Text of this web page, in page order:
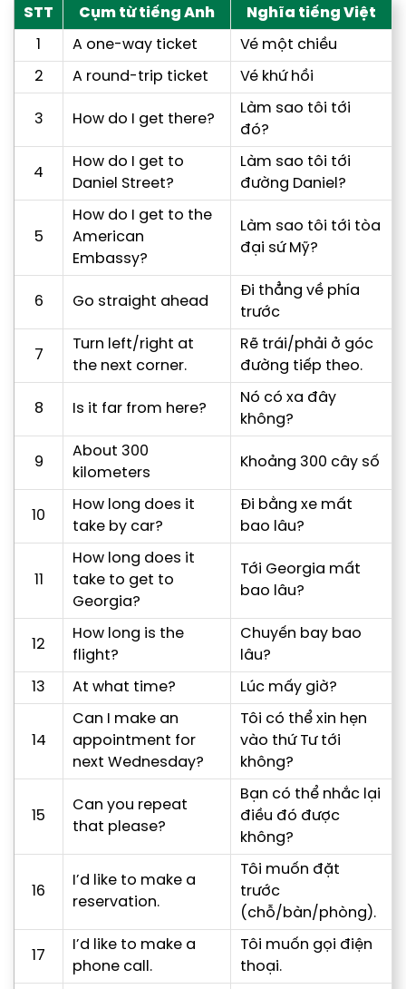
STT Cụm từ tiếng Anh Nghĩa tiếng Việt
1 A one-way ticket Vé một chiều
2 A round-trip ticket Vé khứ hồi
3 How do I get there?
Làm sao tôi tới
đó?
4
How do I get to
Daniel Street?
Làm sao tôi tới
đường Daniel?
5
How do I get to the
American
Embassy?
Làm sao tôi tới tòa
đại sứ Mỹ?
6 Go straight ahead
Đi thẳng về phía
trước
7
Turn left/right at
the next corner.
Rẽ trái/phải ở góc
đường tiếp theo.
8 Is it far from here?
Nó có xa đây
không?
9
About 300
kilometers
Khoảng 300 cây số
10
How long does it
take by car?
Đi bằng xe mất
bao lâu?
11
How long does it
take to get to
Georgia?
Tới Georgia mất
bao lâu?
12
How long is the
flight?
Chuyến bay bao
lâu?
13 At what time? Lúc mấy giờ?
14
Can I make an
appointment for
next Wednesday?
Tôi có thể xin hẹn
vào thứ Tư tới
không?
15
Can you repeat
that please?
Bạn có thể nhắc lại
điều đó được
không?
16
I’d like to make a
reservation.
Tôi muốn đặt
trước
(chỗ/bàn/phòng).
17
I’d like to make a
phone call.
Tôi muốn gọi điện
thoại.